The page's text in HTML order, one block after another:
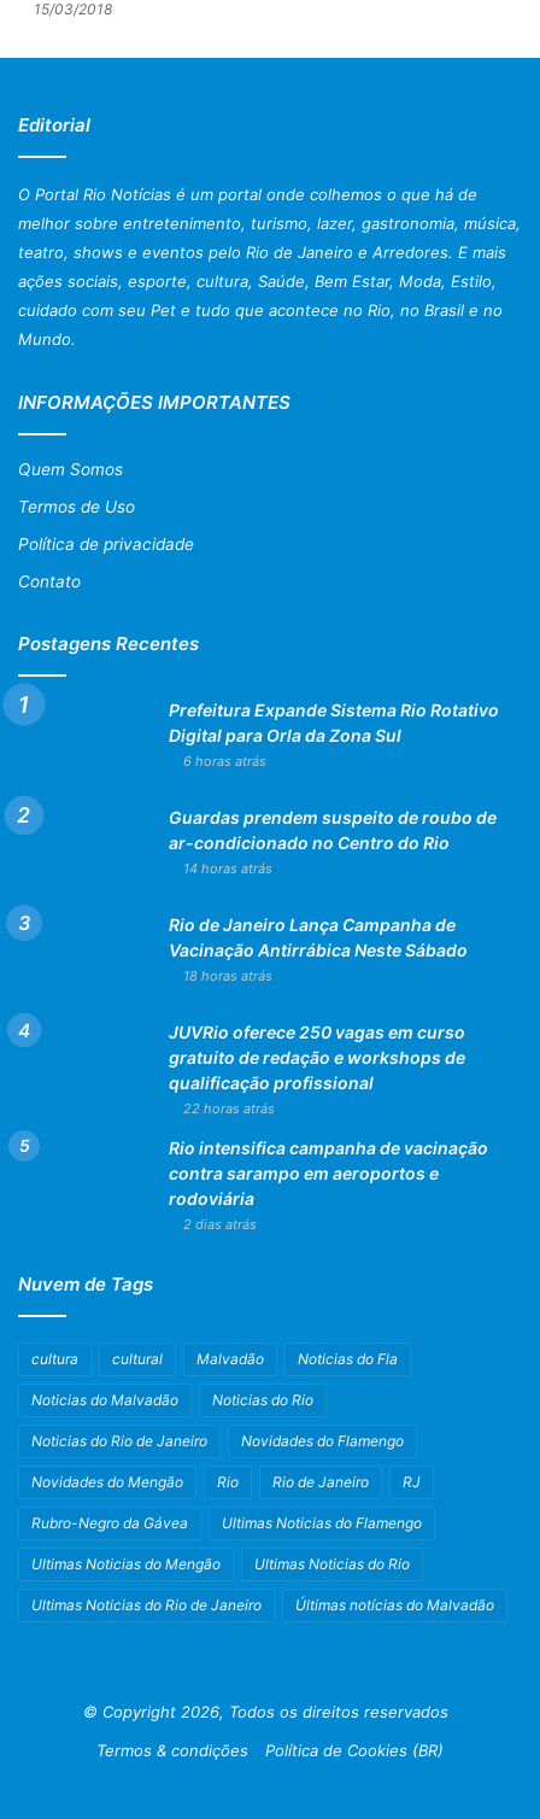
15/03/2018
Editorial
O Portal Rio Notícias é um portal onde colhemos o que há de
melhor sobre entretenimento, turismo, lazer, gastronomia, música,
teatro, shows e eventos pelo Rio de Janeiro e Arredores. E mais
ações sociais, esporte, cultura, Saúde, Bem Estar, Moda, Estilo,
cuidado com seu Pet e tudo que acontece no Rio, no Brasil e no
Mundo.
INFORMAÇÕES IMPORTANTES
Quem Somos
Termos de Uso
Política de privacidade
Contato
Postagens Recentes
Prefeitura Expande Sistema Rio Rotativo
Digital para Orla da Zona Sul
6 horas atrás
Guardas prendem suspeito de roubo de
ar-condicionado no Centro do Rio
14 horas atrás
Rio de Janeiro Lança Campanha de
Vacinação Antirrábica Neste Sábado
18 horas atrás
JUVRio oferece 250 vagas em curso
gratuito de redação e workshops de
qualificação profissional
22 horas atrás
Rio intensifica campanha de vacinação
contra sarampo em aeroportos e
rodoviária
2 dias atrás
Nuvem de Tags
cultura cultural Malvadão Noticias do Fla
Noticias do Malvadão Noticias do Rio
Noticias do Rio de Janeiro Novidades do Flamengo
Novidades do Mengão Rio Rio de Janeiro RJ
Rubro-Negro da Gávea Ultimas Noticias do Flamengo
Ultimas Noticias do Mengão Ultimas Noticias do Rio
Ultimas Noticias do Rio de Janeiro Últimas notícias do Malvadão
© Copyright 2026, Todos os direitos reservados
Termos & condições
Política de Cookies (BR)